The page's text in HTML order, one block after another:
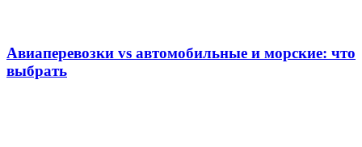
Авиаперевозки vs автомобильные и морские: что
выбрать